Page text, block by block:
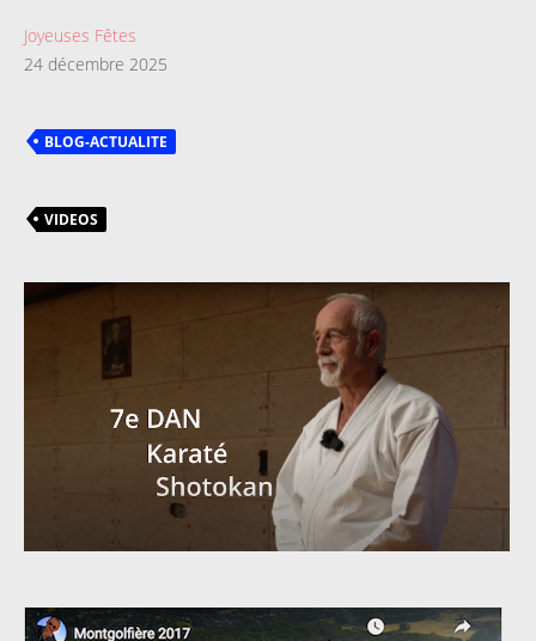
Joyeuses Fêtes
24 décembre 2025
BLOG-ACTUALITE
VIDEOS